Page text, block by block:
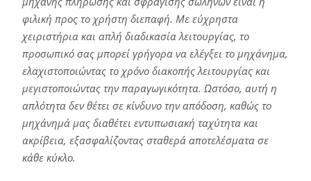
φιλική προς το χρήστη διεπαφή. Με εύχρηστα
χειριστήρια και απλή διαδικασία λειτουργίας, το
προσωπικό σας μπορεί γρήγορα να ελέγξει το μηχάνημα,
ελαχιστοποιώντας το χρόνο διακοπής λειτουργίας και
μεγιστοποιώντας την παραγωγικότητα. Ωστόσο, αυτή η
απλότητα δεν θέτει σε κίνδυνο την απόδοση, καθώς το
μηχάνημά μας διαθέτει εντυπωσιακή ταχύτητα και
ακρίβεια, εξασφαλίζοντας σταθερά αποτελέσματα σε
κάθε κύκλο.